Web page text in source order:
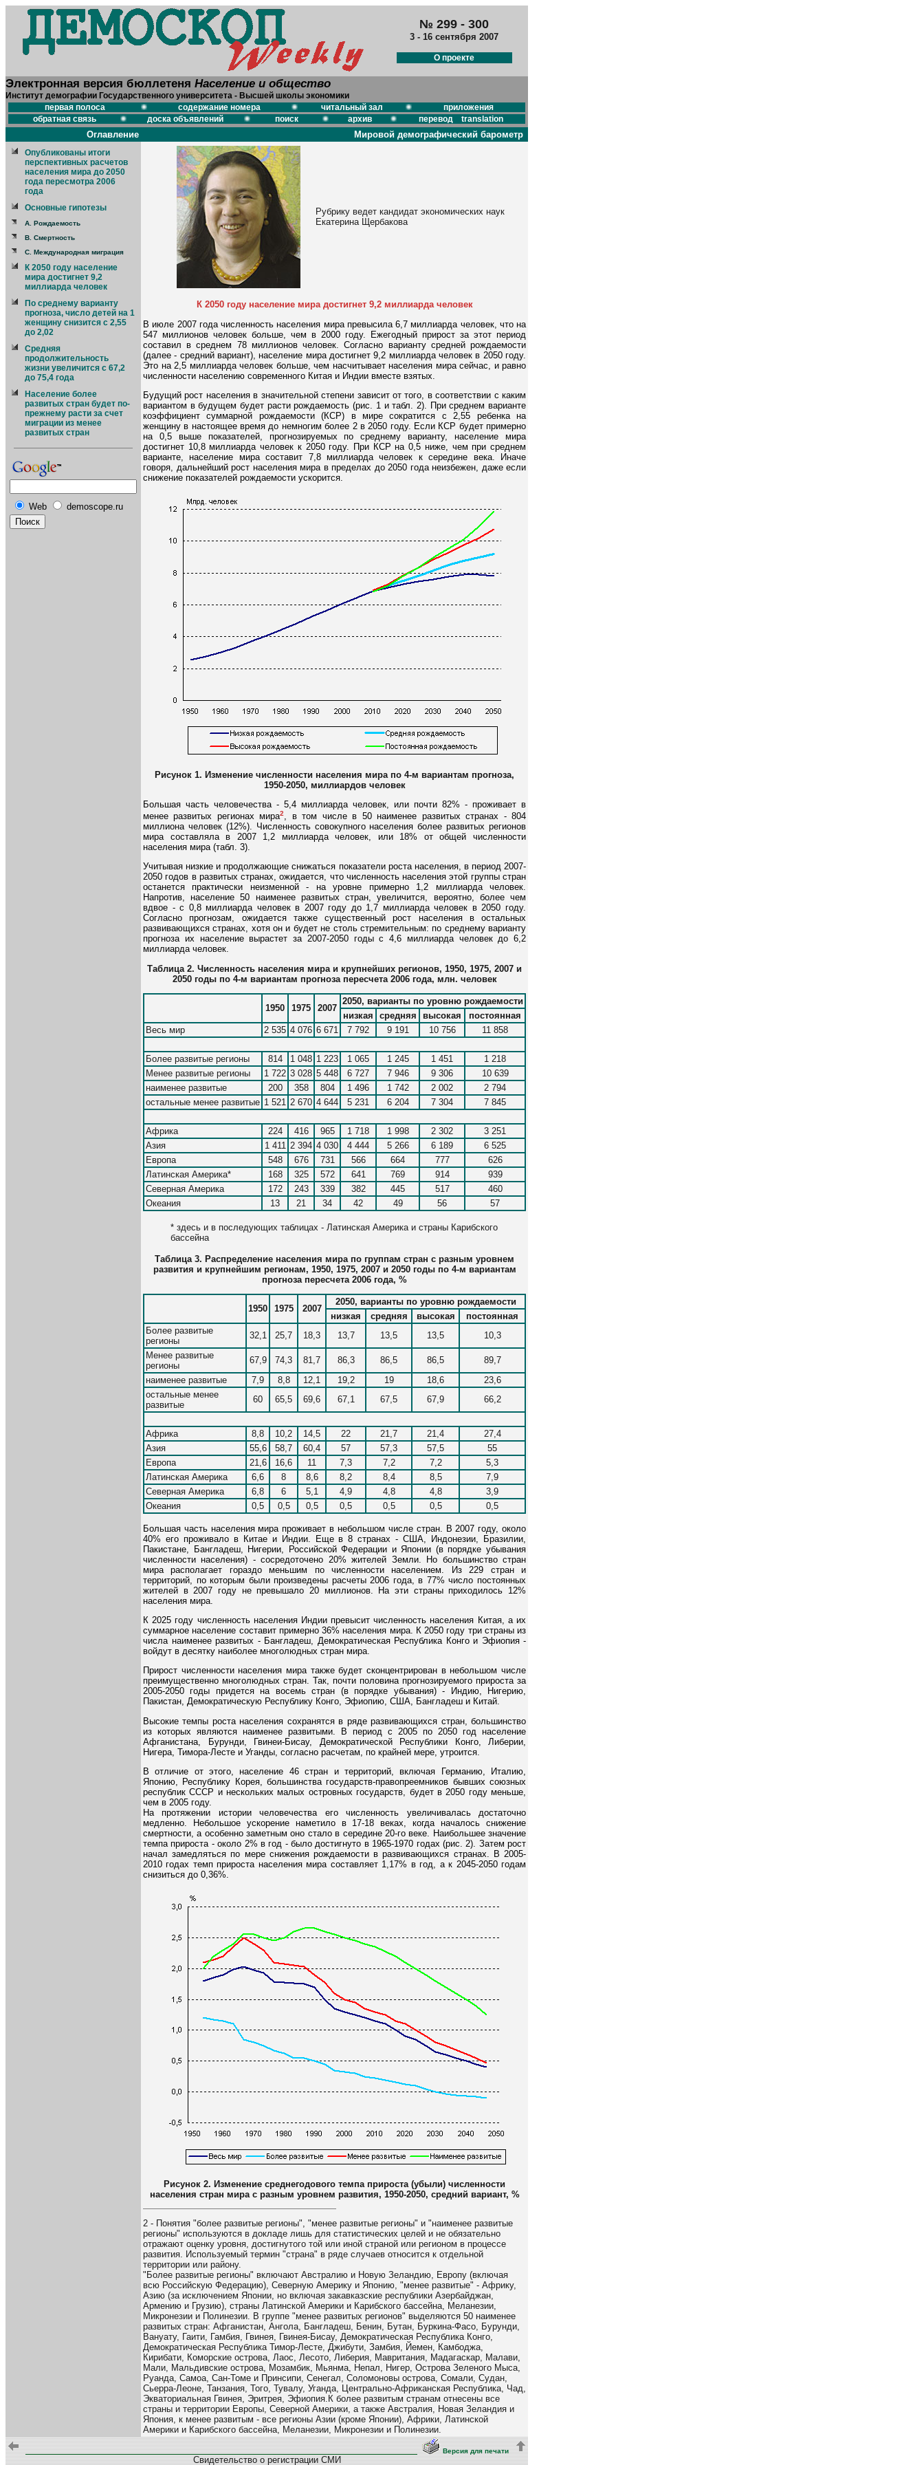
№ 299 - 300
3 - 16 сентября 2007
О проекте
Электронная версия бюллетеня Население и общество
Институт демографии Государственного университета - Высшей школы экономики
первая полоса
содержание номера читальный зал
приложения
обратная связь
доска объявлений поиск архив перевод translation
Оглавление Мировой демографический барометр
Опубликованы итоги
перспективных расчетов
населения мира до 2050
года пересмотра 2006
года
Основные гипотезы
А. Рождаемость
B. Смертность
C. Международная миграция
К 2050 году население
мира достигнет 9,2
миллиарда человек
По среднему варианту
прогноза, число детей на 1
женщину снизится с 2,55
до 2,02
Средняя
продолжительность
жизни увеличится с 67,2
до 75,4 года
Население более
развитых стран будет по-
прежнему расти за счет
миграции из менее
развитых стран
Web demoscope.ru
Рубрику ведет кандидат экономических наук
Екатерина Щербакова
К 2050 году население мира достигнет 9,2 миллиарда человек
В июле 2007 года численность населения мира превысила 6,7 миллиарда человек, что на
547 миллионов человек больше, чем в 2000 году. Ежегодный прирост за этот период
составил в среднем 78 миллионов человек. Согласно варианту средней рождаемости
(далее - средний вариант), население мира достигнет 9,2 миллиарда человек в 2050 году.
Это на 2,5 миллиарда человек больше, чем насчитывает населения мира сейчас, и равно
численности населению современного Китая и Индии вместе взятых.
Будущий рост населения в значительной степени зависит от того, в соответствии с каким
вариантом в будущем будет расти рождаемость (рис. 1 и табл. 2). При среднем варианте
коэффициент суммарной рождаемости (КСР) в мире сократится с 2,55 ребенка на
женщину в настоящее время до немногим более 2 в 2050 году. Если КСР будет примерно
на 0,5 выше показателей, прогнозируемых по среднему варианту, население мира
достигнет 10,8 миллиарда человек к 2050 году. При КСР на 0,5 ниже, чем при среднем
варианте, население мира составит 7,8 миллиарда человек к середине века. Иначе
говоря, дальнейший рост населения мира в пределах до 2050 года неизбежен, даже если
снижение показателей рождаемости ускорится.
Рисунок 1. Изменение численности населения мира по 4-м вариантам прогноза,
1950-2050, миллиардов человек
Большая часть человечества - 5,4 миллиарда человек, или почти 82% - проживает в
менее развитых регионах мира2
, в том числе в 50 наименее развитых странах - 804
миллиона человек (12%). Численность совокупного населения более развитых регионов
мира составляла в 2007 1,2 миллиарда человек, или 18% от общей численности
населения мира (табл. 3).
Учитывая низкие и продолжающие снижаться показатели роста населения, в период 2007-
2050 годов в развитых странах, ожидается, что численность населения этой группы стран
останется практически неизменной - на уровне примерно 1,2 миллиарда человек.
Напротив, население 50 наименее развитых стран, увеличится, вероятно, более чем
вдвое - с 0,8 миллиарда человек в 2007 году до 1,7 миллиарда человек в 2050 году.
Согласно прогнозам, ожидается также существенный рост населения в остальных
развивающихся странах, хотя он и будет не столь стремительным: по среднему варианту
прогноза их население вырастет за 2007-2050 годы с 4,6 миллиарда человек до 6,2
миллиарда человек.
Таблица 2. Численность населения мира и крупнейших регионов, 1950, 1975, 2007 и
2050 годы по 4-м вариантам прогноза пересчета 2006 года, млн. человек
1950 1975 2007
2050, варианты по уровню рождаемости
низкая
средняя высокая
постоянная
Весь мир
2 535 4 076 6 671 7 792 9 191 10 756 11 858
Более развитые регионы 814 1 048 1 223 1 065 1 245 1 451
1 218
Менее развитые регионы
1 722 3 028 5 448 6 727 7 946 9 306
10 639
наименее развитые
200 358 804 1 496 1 742 2 002
2 794
остальные менее развитые 1 521 2 670 4 644 5 231 6 204 7 304 7 845
Африка 224 416 965 1 718 1 998 2 302
3 251
Азия
1 411 2 394 4 030 4 444 5 266 6 189
6 525
Европа
548 676 731 566 664 777
626
Латинская Америка*
168 325 572 641 769 914
939
Северная Америка
172 243 339 382 445 517
460
Океания
13 21 34 42 49 56 57
* здесь и в последующих таблицах - Латинская Америка и страны Карибского
бассейна
Таблица 3. Распределение населения мира по группам стран с разным уровнем
развития и крупнейшим регионам, 1950, 1975, 2007 и 2050 годы по 4-м вариантам
прогноза пересчета 2006 года, %
1950 1975 2007
2050, варианты по уровню рождаемости
низкая
средняя высокая
постоянная
Более развитые
регионы
32,1 25,7 18,3 13,7 13,5 13,5
10,3
Менее развитые
регионы
67,9 74,3 81,7 86,3 86,5 86,5
89,7
наименее развитые
7,9 8,8 12,1 19,2 19 18,6
23,6
остальные менее
развитые
60 65,5 69,6 67,1 67,5 67,9 66,2
Африка 8,8 10,2 14,5 22 21,7 21,4
27,4
Азия
55,6 58,7 60,4 57 57,3 57,5
55
Европа
21,6 16,6 11 7,3 7,2 7,2
5,3
Латинская Америка
6,6 8 8,6 8,2 8,4 8,5
7,9
Северная Америка
6,8 6 5,1 4,9 4,8 4,8
3,9
Океания
0,5 0,5 0,5 0,5 0,5 0,5 0,5
Большая часть населения мира проживает в небольшом числе стран. В 2007 году, около
40% его проживало в Китае и Индии. Еще в 8 странах - США, Индонезии, Бразилии,
Пакистане, Бангладеш, Нигерии, Российской Федерации и Японии (в порядке убывания
численности населения) - сосредоточено 20% жителей Земли. Но большинство стран
мира располагает гораздо меньшим по численности населением. Из 229 стран и
территорий, по которым были произведены расчеты 2006 года, в 77% число постоянных
жителей в 2007 году не превышало 20 миллионов. На эти страны приходилось 12%
населения мира.
К 2025 году численность населения Индии превысит численность населения Китая, а их
суммарное население составит примерно 36% населения мира. К 2050 году три страны из
числа наименее развитых - Бангладеш, Демократическая Республика Конго и Эфиопия -
войдут в десятку наиболее многолюдных стран мира.
Прирост численности населения мира также будет сконцентрирован в небольшом числе
преимущественно многолюдных стран. Так, почти половина прогнозируемого прироста за
2005-2050 годы придется на восемь стран (в порядке убывания) - Индию, Нигерию,
Пакистан, Демократическую Республику Конго, Эфиопию, США, Бангладеш и Китай.
Высокие темпы роста населения сохранятся в ряде развивающихся стран, большинство
из которых являются наименее развитыми. В период с 2005 по 2050 год население
Афганистана, Бурунди, Гвинеи-Бисау, Демократической Республики Конго, Либерии,
Нигера, Тимора-Лесте и Уганды, согласно расчетам, по крайней мере, утроится.
В отличие от этого, население 46 стран и территорий, включая Германию, Италию,
Японию, Республику Корея, большинства государств-правопреемников бывших союзных
республик СССР и нескольких малых островных государств, будет в 2050 году меньше,
чем в 2005 году.
На протяжении истории человечества его численность увеличивалась достаточно
медленно. Небольшое ускорение наметило в 17-18 веках, когда началось снижение
смертности, а особенно заметным оно стало в середине 20-го веке. Наибольшее значение
темпа прироста - около 2% в год - было достигнуто в 1965-1970 годах (рис. 2). Затем рост
начал замедляться по мере снижения рождаемости в развивающихся странах. В 2005-
2010 годах темп прироста населения мира составляет 1,17% в год, а к 2045-2050 годам
снизиться до 0,36%.
Рисунок 2. Изменение среднегодового темпа прироста (убыли) численности
населения стран мира с разным уровнем развития, 1950-2050, средний вариант, %
2 - Понятия "более развитые регионы", "менее развитые регионы" и "наименее развитые
регионы" используются в докладе лишь для статистических целей и не обязательно
отражают оценку уровня, достигнутого той или иной страной или регионом в процессе
развития. Используемый термин "страна" в ряде случаев относится к отдельной
территории или району.
"Более развитые регионы" включают Австралию и Новую Зеландию, Европу (включая
всю Российскую Федерацию), Северную Америку и Японию, "менее развитые" - Африку,
Азию (за исключением Японии, но включая закавказские республики Азербайджан,
Армению и Грузию), страны Латинской Америки и Карибского бассейна, Меланезии,
Микронезии и Полинезии. В группе "менее развитых регионов" выделяются 50 наименее
развитых стран: Афганистан, Ангола, Бангладеш, Бенин, Бутан, Буркина-Фасо, Бурунди,
Вануату, Гаити, Гамбия, Гвинея, Гвинея-Бисау, Демократическая Республика Конго,
Демократическая Республика Тимор-Лесте, Джибути, Замбия, Йемен, Камбоджа,
Кирибати, Коморские острова, Лаос, Лесото, Либерия, Мавритания, Мадагаскар, Малави,
Мали, Мальдивские острова, Мозамбик, Мьянма, Непал, Нигер, Острова Зеленого Мыса,
Руанда, Самоа, Сан-Томе и Принсипи, Сенегал, Соломоновы острова, Сомали, Судан,
Сьерра-Леоне, Танзания, Того, Тувалу, Уганда, Центрально-Африканская Республика, Чад,
Экваториальная Гвинея, Эритрея, Эфиопия.К более развитым странам отнесены все
страны и территории Европы, Северной Америки, а также Австралия, Новая Зеландия и
Япония, к менее развитым - все регионы Азии (кроме Японии), Африки, Латинской
Америки и Карибского бассейна, Меланезии, Микронезии и Полинезии.
Версия для печати
Свидетельство о регистрации СМИ